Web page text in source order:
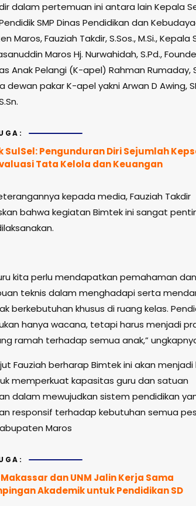
dalam pertemuan ini antara lain Kepala
SMP Dinas Pendidikan dan
Maros, Fauziah Takdir, S.Sos., M.Si., Kepala
Maros Hj. Nurwahidah, S.Pd.,
Anak Pelangi (K-apel) Rahman Rumaday,
dewan pakar K-apel yakni Arwan D Awing,
SulSel: Pengunduran Diri Sejumlah
Tata Kelola dan Keuangan
kepada media, Fauziah Takdir
bahwa kegiatan Bimtek ini sangat
kita perlu mendapatkan pemahaman dan
teknis dalam menghadapi serta
berkebutuhan khusus di ruang kelas.
hanya wacana, tetapi harus menjadi
ramah terhadap semua anak,”
Fauziah berharap Bimtek ini akan menjadi
memperkuat kapasitas guru dan satuan
dalam mewujudkan sistem pendidikan
responsif terhadap kebutuhan semua
Maros
dan UNM Jalin Kerja Sama
Akademik untuk Pendidikan SD